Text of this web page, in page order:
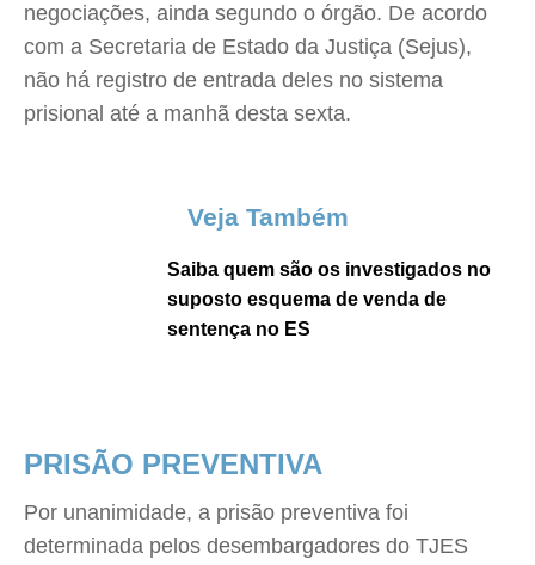
negociações, ainda segundo o órgão. De acordo
com a Secretaria de Estado da Justiça (Sejus),
não há registro de entrada deles no sistema
prisional até a manhã desta sexta.
Veja Também
Saiba quem são os investigados no
suposto esquema de venda de
sentença no ES
PRISÃO PREVENTIVA
Por unanimidade, a prisão preventiva foi
determinada pelos desembargadores do TJES